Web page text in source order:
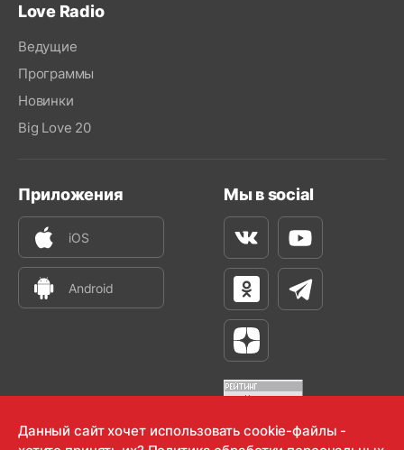
Love Radio
Ведущие
Программы
Новинки
Big Love 20
Приложения
iOS
Android
Мы в social
ВконтактеYoutube
Одноклассники
Телеграм
Яндекс Дзен
Данный сайт хочет использовать cookie-файлы -